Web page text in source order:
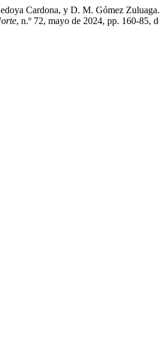
Cardona, y D. M. Gómez
, n.º 72, mayo de 2024, pp. 160-85,